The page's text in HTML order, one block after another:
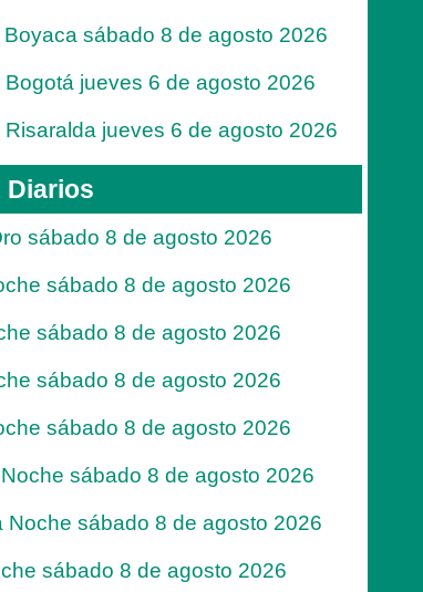
Boyaca sábado 8 de agosto 2026
Bogotá jueves 6 de agosto 2026
Risaralda jueves 6 de agosto 2026
Diarios
sábado 8 de agosto 2026
sábado 8 de agosto 2026
sábado 8 de agosto 2026
sábado 8 de agosto 2026
sábado 8 de agosto 2026
sábado 8 de agosto 2026
Noche sábado 8 de agosto 2026
sábado 8 de agosto 2026